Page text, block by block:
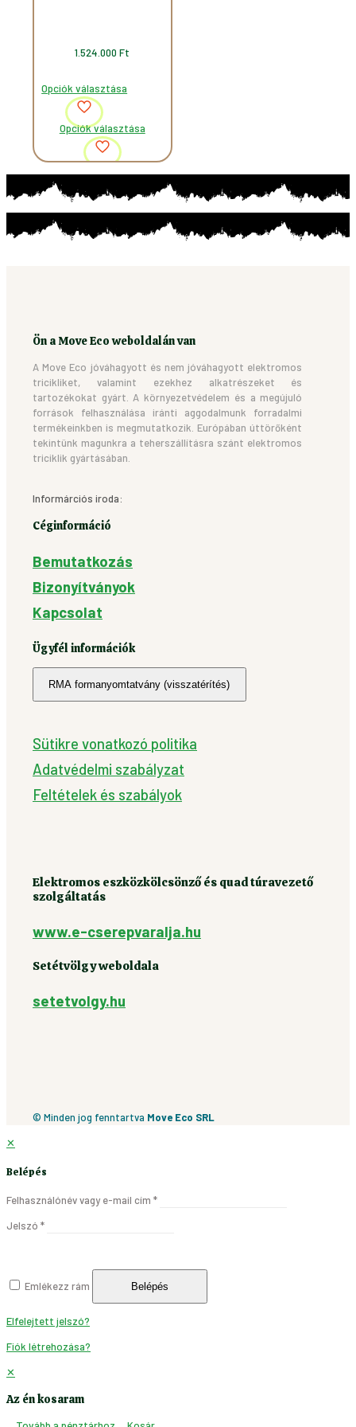
1.524.000Ft
Opciók választása
Opciók választása
terméknek
több
variációja
változatok
Ön a Move Eco weboldalán van
A Move Eco jóváhagyott és nem jóváhagyott elektromos
tricikliket, valamint ezekhez alkatrészeket és
tartozékokat gyárt. A környezetvédelem és a megújuló
források felhasználása iránti aggodalmunk forradalmi
termékeinkben is megmutatkozik. Európában úttörőként
tekintünk magunkra a teherszállításra szánt elektromos
triciklik gyártásában.
Informárciós iroda:
Céginformáció
Bemutatkozás
Bizonyítványok
Kapcsolat
Ügyfél információk
RMA formanyomtatvány (visszatérítés)
Sütikre vonatkozó politika
Adatvédelmi szabályzat
Feltételek és szabályok
Elektromos eszközkölcsönző és quad túravezető
szolgáltatás
www.e-cserepvaralja.hu
Setétvölgy weboldala
setetvolgy.hu
© Minden jog fenntartva Move Eco SRL
✕
Belépés
Felhasználónév vagy e-mail cím *
Jelszó *
Emlékezz rám Belépés
Elfelejtett jelszó?
Fiók létrehozása?
✕
Az én kosaram